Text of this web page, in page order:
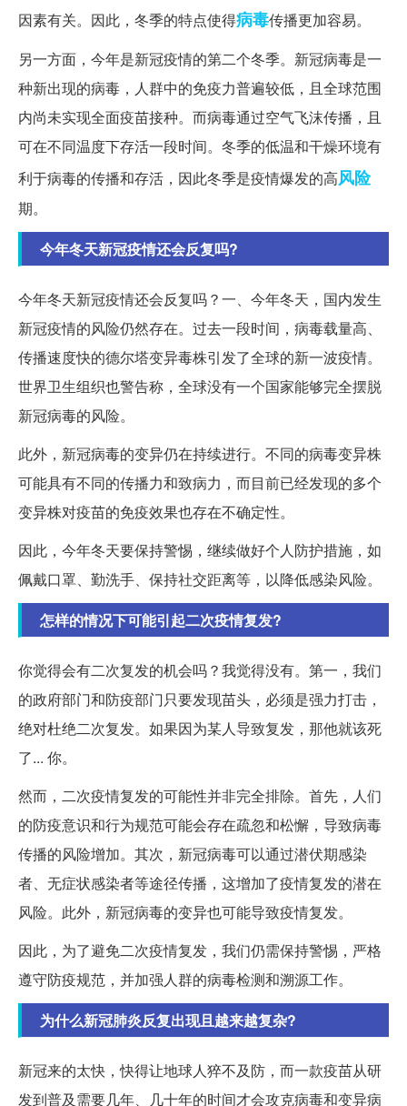
因素有关。因此，冬季的特点使得病毒传播更加容易。
另一方面，今年是新冠疫情的第二个冬季。新冠病毒是一
种新出现的病毒，人群中的免疫力普遍较低，且全球范围
内尚未实现全面疫苗接种。而病毒通过空气飞沫传播，且
可在不同温度下存活一段时间。冬季的低温和干燥环境有
利于病毒的传播和存活，因此冬季是疫情爆发的高风险
期。
今年冬天新冠疫情还会反复吗?
今年冬天新冠疫情还会反复吗？一、今年冬天，国内发生
新冠疫情的风险仍然存在。过去一段时间，病毒载量高、
传播速度快的德尔塔变异毒株引发了全球的新一波疫情。
世界卫生组织也警告称，全球没有一个国家能够完全摆脱
新冠病毒的风险。
此外，新冠病毒的变异仍在持续进行。不同的病毒变异株
可能具有不同的传播力和致病力，而目前已经发现的多个
变异株对疫苗的免疫效果也存在不确定性。
因此，今年冬天要保持警惕，继续做好个人防护措施，如
佩戴口罩、勤洗手、保持社交距离等，以降低感染风险。
怎样的情况下可能引起二次疫情复发?
你觉得会有二次复发的机会吗？我觉得没有。第一，我们
的政府部门和防疫部门只要发现苗头，必须是强力打击，
绝对杜绝二次复发。如果因为某人导致复发，那他就该死
了... 你。
然而，二次疫情复发的可能性并非完全排除。首先，人们
的防疫意识和行为规范可能会存在疏忽和松懈，导致病毒
传播的风险增加。其次，新冠病毒可以通过潜伏期感染
者、无症状感染者等途径传播，这增加了疫情复发的潜在
风险。此外，新冠病毒的变异也可能导致疫情复发。
因此，为了避免二次疫情复发，我们仍需保持警惕，严格
遵守防疫规范，并加强人群的病毒检测和溯源工作。
为什么新冠肺炎反复出现且越来越复杂?
新冠来的太快，快得让地球人猝不及防，而一款疫苗从研
发到普及需要几年、几十年的时间才会攻克病毒和变异病